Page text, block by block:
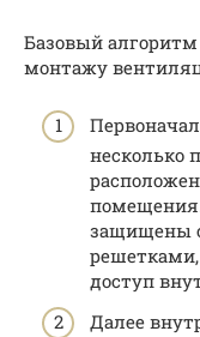
Базовый
монтажу
несколько
защищены
доступ
Далее